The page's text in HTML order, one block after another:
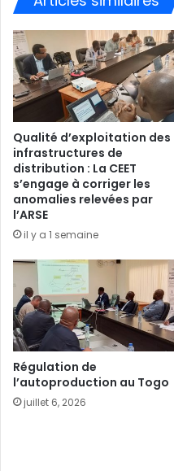
Qualité d’exploitation des
infrastructures de
distribution : La CEET
s’engage à corriger les
anomalies relevées par
l’ARSE
il y a 1 semaine
Régulation de
l’autoproduction au Togo
juillet 6, 2026